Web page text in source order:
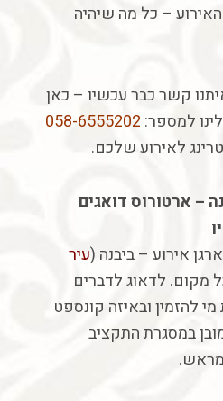
האירוע– כל מה שיהיה
קשר כבר עכשיו– כאן
למספר:
058-6555202
לאירוע שלכם.
– ארטורוס דואגים
אירוע–ביבנה (עיר
מקום. לדאוג לדברים
מי להזמין ובאיזה קונספט
במסגרת התקציב
.